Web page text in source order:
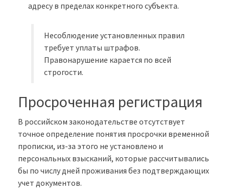
адресу в пределах конкретного субъекта.
Несоблюдение установленных правил
требует уплаты штрафов.
Правонарушение карается по всей
строгости.
Просроченная регистрация
В российском законодательстве отсутствует
точное определение понятия просрочки временной
прописки, из-за этого не установлено и
персональных взысканий, которые рассчитывались
бы по числу дней проживания без подтверждающих
учет документов.